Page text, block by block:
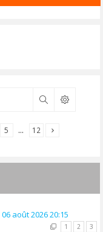
Rechercher
5 … 12
06 août 2026 20:15
1 2 3